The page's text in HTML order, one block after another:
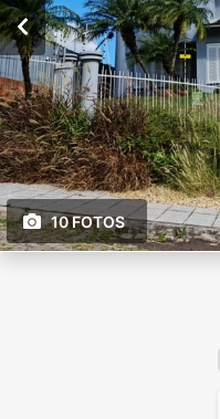
10 FOTOS